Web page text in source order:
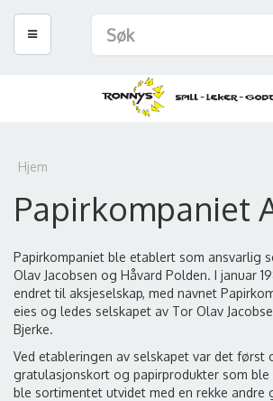
Hjem
Papirkompaniet
Papirkompaniet ble etablert som ansvarlig
Olav Jacobsen og Håvard Polden. I januar
endret til aksjeselskap, med navnet
eies og ledes selskapet av Tor Olav
Bjerke.
Ved etableringen av selskapet var det først
gratulasjonskort og papirprodukter som ble
ble sortimentet utvidet med en rekke andre